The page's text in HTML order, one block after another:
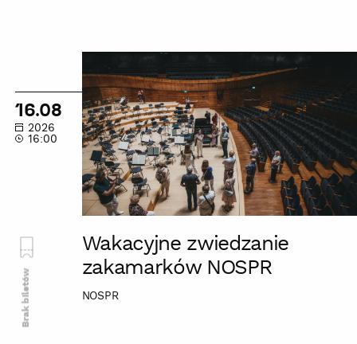
zwiedzanie
zakamarków
NOSPR
16.08
2026
16:00
Wakacyjne zwiedzanie
zakamarków NOSPR
NOSPR
Brak biletów